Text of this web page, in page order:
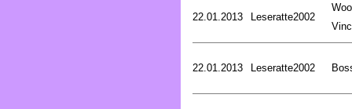
22.01.2013 Leseratte2002
22.01.2013 Leseratte2002